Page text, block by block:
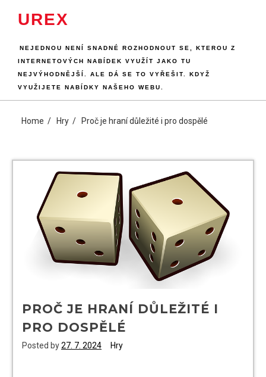
UREX
NEJEDNOU NENÍ SNADNÉ ROZHODNOUT SE, KTEROU Z
INTERNETOVÝCH NABÍDEK VYUŽÍT JAKO TU
NEJVÝHODNĚJŠÍ. ALE DÁ SE TO VYŘEŠIT. KDYŽ
VYUŽIJETE NABÍDKY NAŠEHO WEBU.
Home Hry Proč je hraní důležité i pro dospělé
PROČ JE HRANÍ DŮLEŽITÉ I
PRO DOSPĚLÉ
Posted by27. 7. 2024 Hry